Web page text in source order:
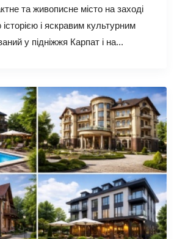
та живописне місто на заході
і яскравим культурним
у підніжжя Карпат і на...